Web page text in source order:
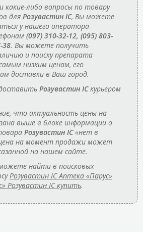
какие-либо вопросы по товару
для Розувастин IC, Вы можете
у нашего оператора-
(097) 310-32-12, (095) 803-
38. Вы можете получить
и поиску препарата
низким ценам, его
доставки в Ваш город.
Розувастин ICкурьером
что актуальность цены на
выше в блоке информации о
Розувастин IC«нет в
на момент продажи может
на нашем сайте.
найти в поисковых
Розувастин IC Аптека «Парус»
Розувастин IC купить.